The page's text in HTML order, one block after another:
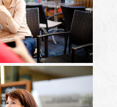
zu fotografieren.